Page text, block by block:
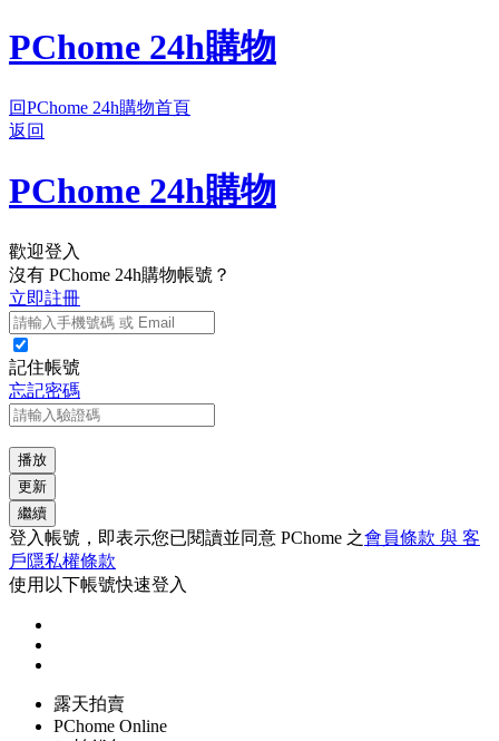
PChome 24h購物
回PChome 24h購物首頁
返回
PChome 24h購物
歡迎登入
沒有 PChome 24h購物帳號？
立即註冊
記住帳號
忘記密碼
播放
更新
繼續
登入帳號，即表示您已閱讀並同意 PChome 之會員條款 與 客
戶隱私權條款
使用以下帳號快速登入
露天拍賣
PChome Online